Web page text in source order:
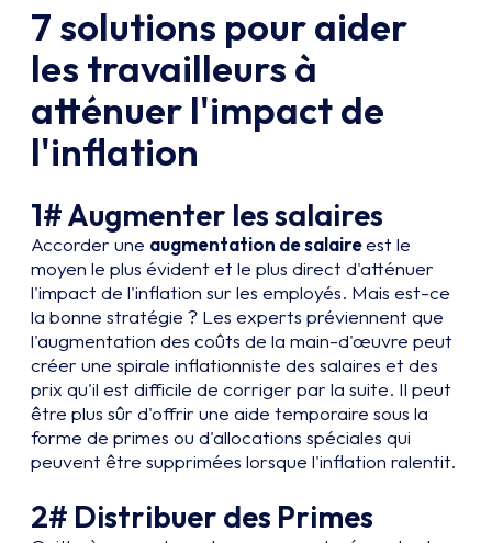
7 solutions pour aider
les travailleurs à
atténuer l'impact de
l'inflation
1# Augmenter les salaires
Accorder une augmentation de salaireest le
moyen le plus évident et le plus direct d'atténuer
l'impact de l'inflation sur les employés. Mais est-ce
la bonne stratégie ? Les experts préviennent que
l'augmentation des coûts de la main-d'œuvre peut
créer une spirale inflationniste des salaires et des
prix qu'il est difficile de corriger par la suite. Il peut
être plus sûr d'offrir une aide temporaire sous la
forme de primes ou d'allocations spéciales qui
peuvent être supprimées lorsque l'inflation ralentit.
2# Distribuer des Primes